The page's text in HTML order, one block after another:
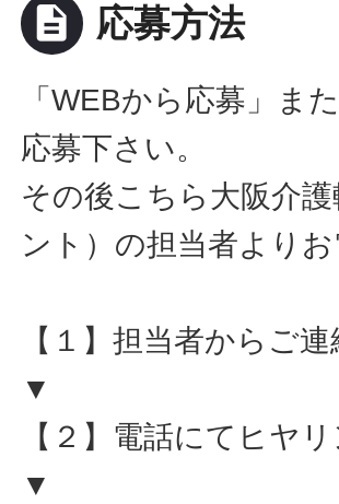
description 応募方法
「WEBから応募」ま
応募下さい。
その後こちら大阪介
ント）の担当者より
【１】担当者からご
▼
【２】電話にてヒヤ
▼